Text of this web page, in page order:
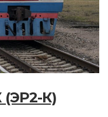
(ЭР2-К)